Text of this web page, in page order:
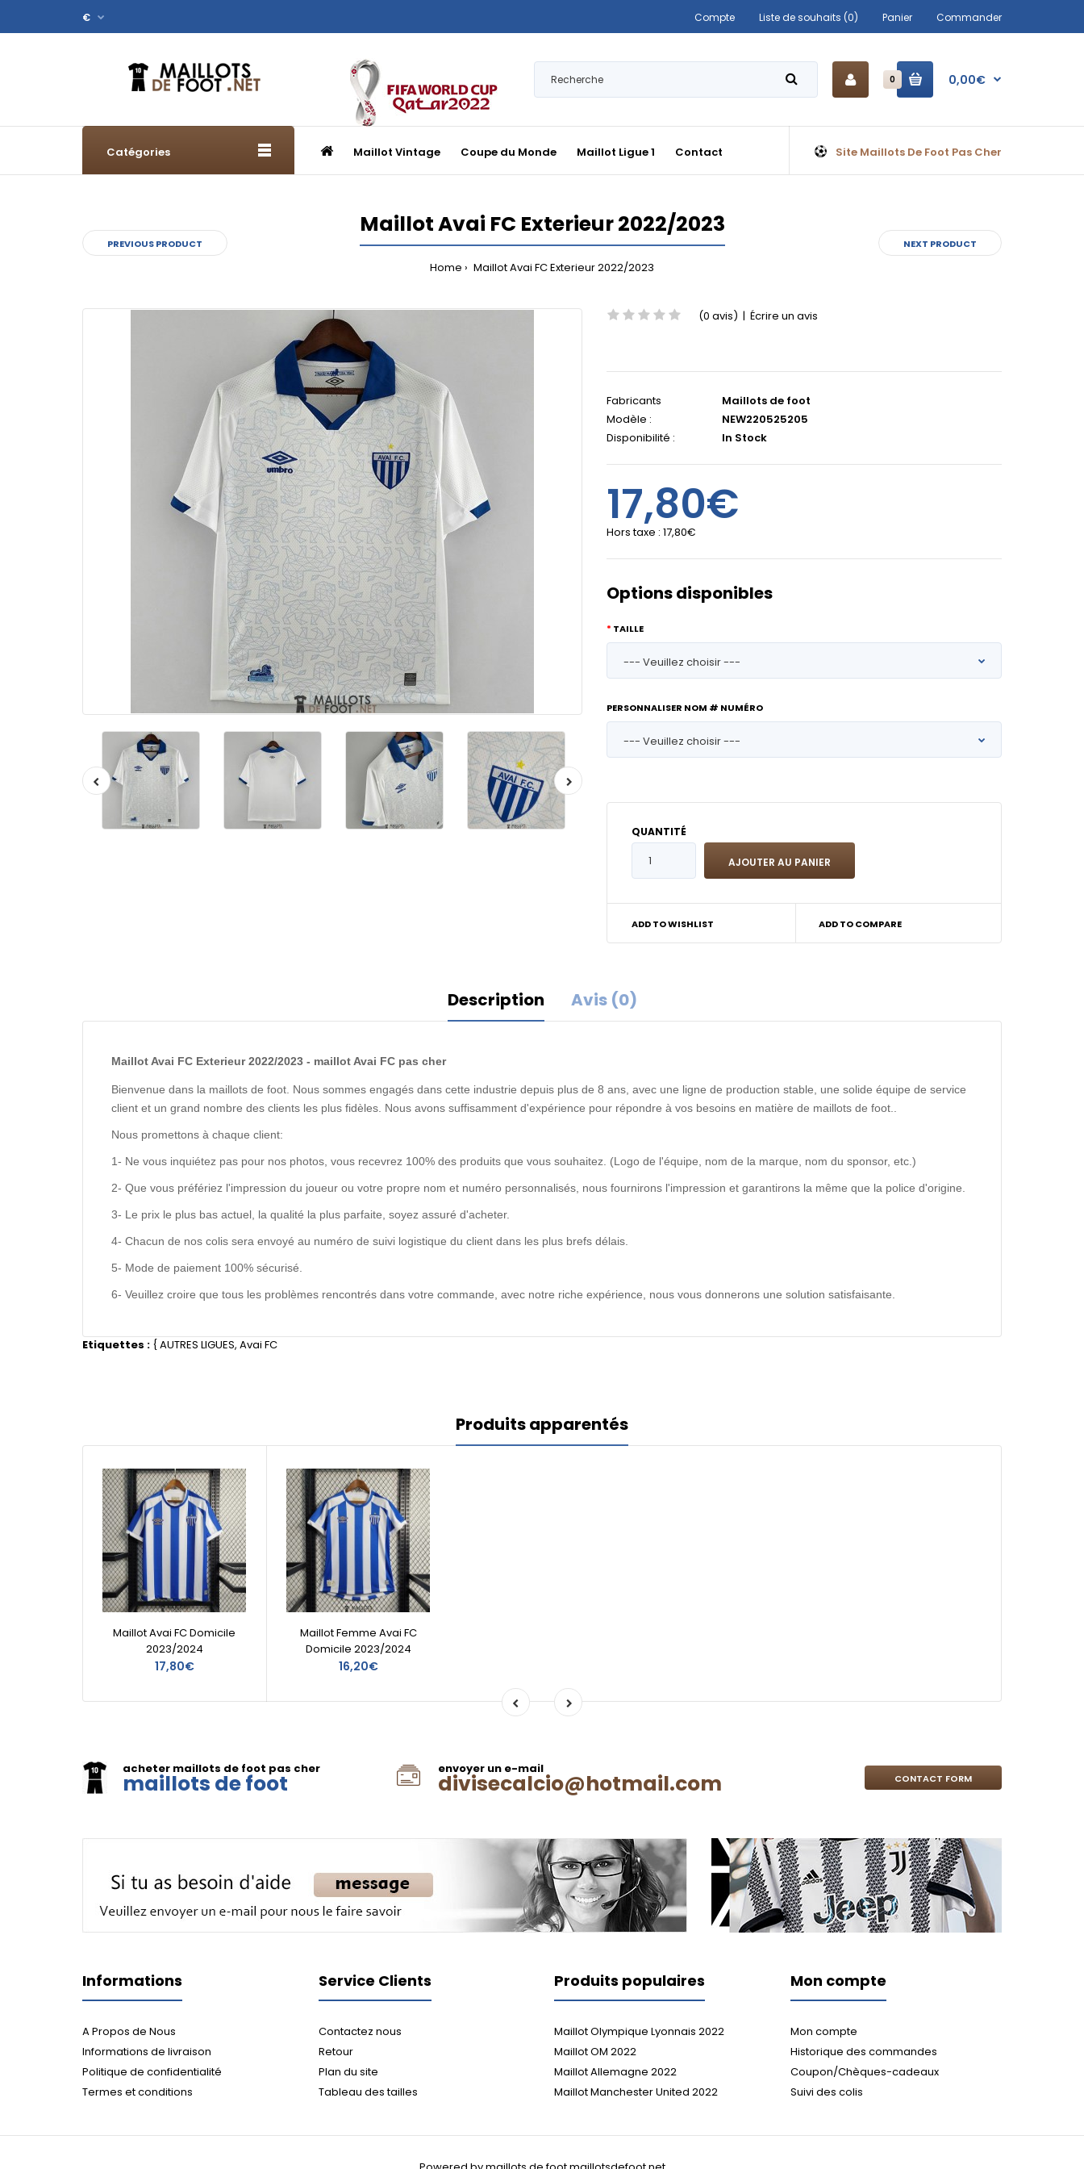
Compte Liste de souhaits (0) Panier Commander
€
0 0,00€
Catégories Maillot Vintage Coupe du Monde Maillot Ligue 1 Contact Site Maillots De Foot Pas Cher
PREVIOUS PRODUCT
Maillot Avai FC Exterieur 2022/2023
Home Maillot Avai FC Exterieur 2022/2023
NEXT PRODUCT
(0 avis) | Écrire un avis
Fabricants
Maillots de foot
Modèle :
NEW220525205
Disponibilité :
In Stock
17,80€
Hors taxe : 17,80€
Options disponibles
TAILLE
PERSONNALISER NOM # NUMÉRO
QUANTITÉ
ADD TO WISHLIST ADD TO COMPARE
Description Avis (0)
Maillot Avai FC Exterieur 2022/2023 - maillot Avai FC pas cher
Bienvenue dans la maillots de foot. Nous sommes engagés dans cette industrie depuis plus de 8 ans, avec une ligne de production stable, une solide équipe de service
client et un grand nombre des clients les plus fidèles. Nous avons suffisamment d'expérience pour répondre à vos besoins en matière de maillots de foot..
Nous promettons à chaque client:
1- Ne vous inquiétez pas pour nos photos, vous recevrez 100% des produits que vous souhaitez. (Logo de l'équipe, nom de la marque, nom du sponsor, etc.)
2- Que vous préfériez l'impression du joueur ou votre propre nom et numéro personnalisés, nous fournirons l'impression et garantirons la même que la police d'origine.
3- Le prix le plus bas actuel, la qualité la plus parfaite, soyez assuré d'acheter.
4- Chacun de nos colis sera envoyé au numéro de suivi logistique du client dans les plus brefs délais.
5- Mode de paiement 100% sécurisé.
6- Veuillez croire que tous les problèmes rencontrés dans votre commande, avec notre riche expérience, nous vous donnerons une solution satisfaisante.
Etiquettes : {AUTRES LIGUES, Avai FC
Produits apparentés
Maillot Avai FC Domicile
2023/2024
17,80€
Maillot Femme Avai FC
Domicile 2023/2024
16,20€
acheter maillots de foot pas cher
maillots de foot
envoyer un e-mail
divisecalcio@hotmail.com CONTACT FORM
Informations
A Propos de Nous
Informations de livraison
Politique de confidentialité
Termes et conditions
Service Clients
Contactez nous
Retour
Plan du site
Tableau des tailles
Produits populaires
Maillot Olympique Lyonnais 2022
Maillot OM 2022
Maillot Allemagne 2022
Maillot Manchester United 2022
Mon compte
Mon compte
Historique des commandes
Coupon/Chèques-cadeaux
Suivi des colis